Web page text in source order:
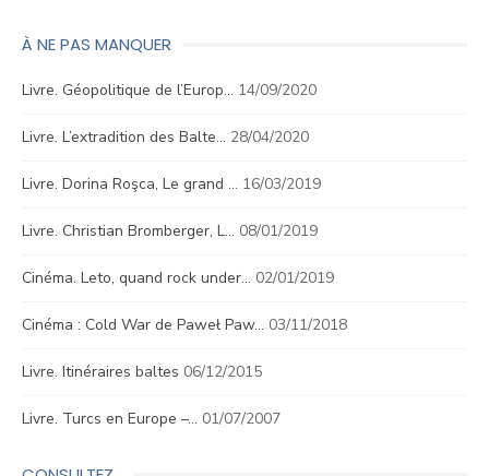
À NE PAS MANQUER
Livre. Géopolitique de l’Europ… 14/09/2020
Livre. L’extradition des Balte… 28/04/2020
Livre. Dorina Roşca, Le grand … 16/03/2019
Livre. Christian Bromberger, L… 08/01/2019
Cinéma. Leto, quand rock under… 02/01/2019
Cinéma : Cold War de Paweł Paw… 03/11/2018
Livre. Itinéraires baltes 06/12/2015
Livre. Turcs en Europe –… 01/07/2007